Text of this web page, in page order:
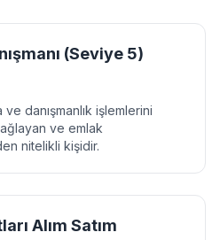
(Seviye 5)
ve danışmanlık işlemlerini
ve emlak
nitelikli kişidir.
Alım Satım